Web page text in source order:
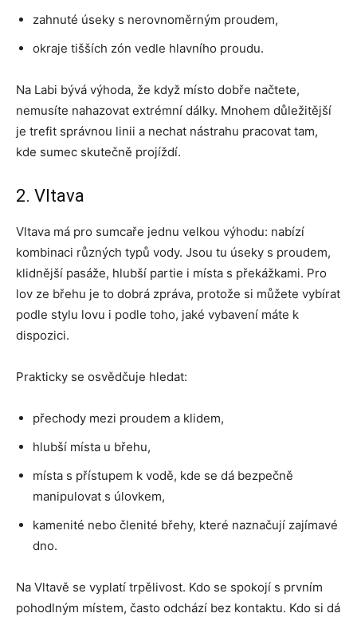
zahnuté úseky s nerovnoměrným proudem,
okraje tišších zón vedle hlavního proudu.
Na Labi bývá výhoda, že když místo dobře načtete,
nemusíte nahazovat extrémní dálky. Mnohem důležitější
je trefit správnou linii a nechat nástrahu pracovat tam,
kde sumec skutečně projíždí.
2. Vltava
Vltava má pro sumcaře jednu velkou výhodu: nabízí
kombinaci různých typů vody. Jsou tu úseky s proudem,
klidnější pasáže, hlubší partie i místa s překážkami. Pro
lov ze břehu je to dobrá zpráva, protože si můžete vybírat
podle stylu lovu i podle toho, jaké vybavení máte k
dispozici.
Prakticky se osvědčuje hledat:
přechody mezi proudem a klidem,
hlubší místa u břehu,
místa s přístupem k vodě, kde se dá bezpečně
manipulovat s úlovkem,
kamenité nebo členité břehy, které naznačují zajímavé
dno.
Na Vltavě se vyplatí trpělivost. Kdo se spokojí s prvním
pohodlným místem, často odchází bez kontaktu. Kdo si dá